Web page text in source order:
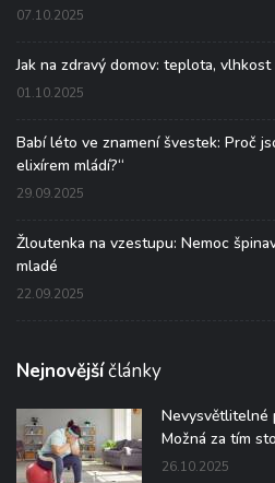
07.10.2025
Jak na zdravý domov: teplota,
01.10.2025
Babí léto ve znamení švestek: Proč
elixírem mládí?“
29.09.2025
Žloutenka na vzestupu: Nemoc
mladé
22.09.2025
Nejnovějšíčlánky
Nevysvětlitelné
Možná za tím
26.10.2025